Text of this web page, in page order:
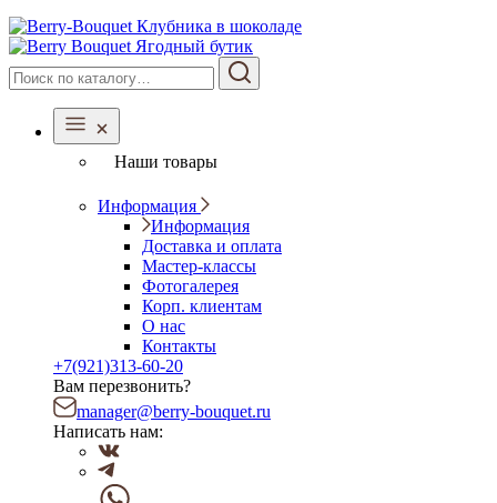
Ягодный бутик
Наши товары
Информация
Информация
Доставка и оплата
Мастер-классы
Фотогалерея
Корп. клиентам
О нас
Контакты
+7(921)313-60-20
Вам перезвонить?
manager@berry-bouquet.ru
Написать нам: